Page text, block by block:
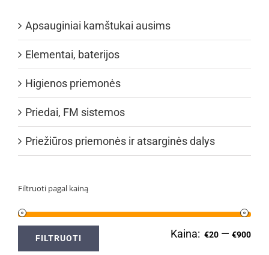
Apsauginiai kamštukai ausims
Elementai, baterijos
Higienos priemonės
Priedai, FM sistemos
Priežiūros priemonės ir atsarginės dalys
Filtruoti pagal kainą
Min
FILTRUOTI Kaina: €20 — €900